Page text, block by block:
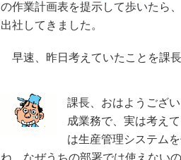
の作業計画表を提示して歩いたら
出社してきました。
早速、昨日考えていたことを課
課長、おはようござ
成業務で、実は考え
は生産管理システム
ね。なぜうちの部署では使えない